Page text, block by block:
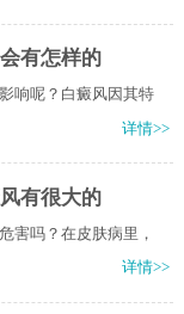
有怎样的
响呢？白癜风因其特
详情>>
有很大的
害吗？在皮肤病里，
详情>>